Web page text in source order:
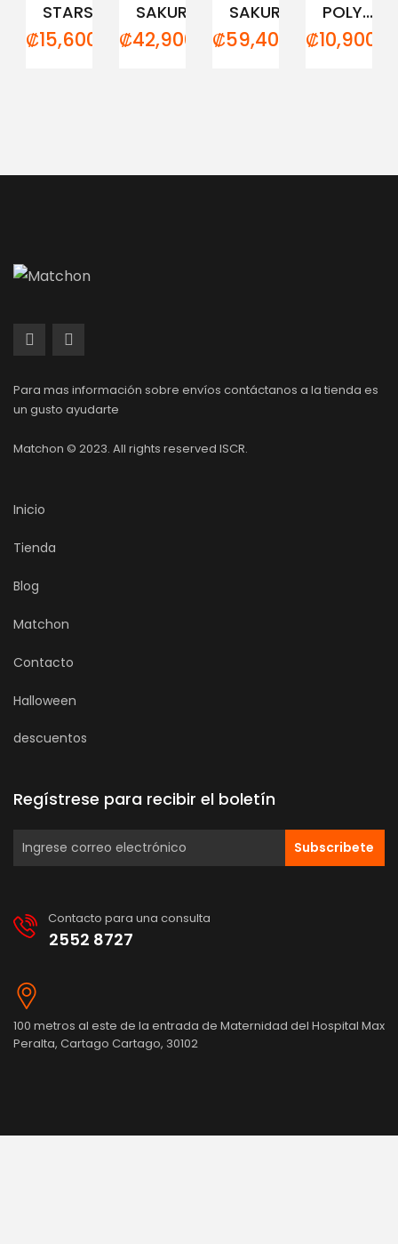
STARS
₡15,600.00
SAKURA...
₡42,900.00
SAKURA...
₡59,400.00
POLY...
₡
Para mas información sobre envíos contáctanos a la tienda es
un gusto ayudarte
Matchon © 2023. All rights reserved ISCR.
Inicio
Tienda
Blog
Matchon
Contacto
Halloween
descuentos
Regístrese para recibir el boletín
Subscribete
Contacto para una consulta
2552 8727
100 metros al este de la entrada de Maternidad del Hospital Max
Peralta, Cartago Cartago, 30102